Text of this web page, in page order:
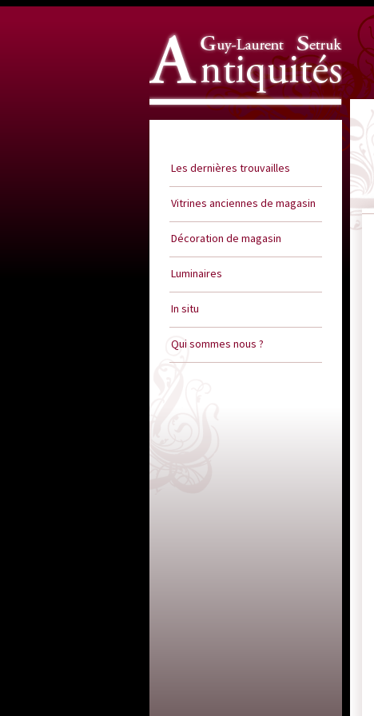
Les dernières trouvailles
Vitrines anciennes de magasin
Décoration de magasin
Luminaires
In situ
Qui sommes nous ?